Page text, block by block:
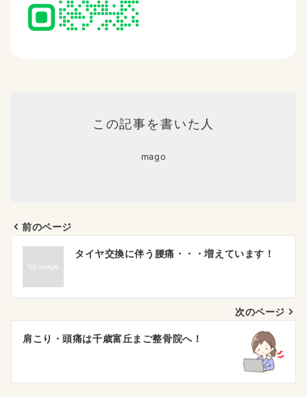
この記事を書いた人
mago
投
ナ
ビ
ゲ
シ
前のページ
タイヤ交換に伴う腰痛・・・増えています！
次のページ
肩こり・頭痛は千歳富丘まご整骨院へ！